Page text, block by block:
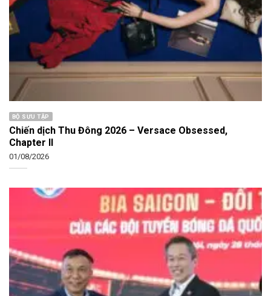
BỘ SƯU TẬP
Chiến dịch Thu Đông 2026 – Versace Obsessed,
Chapter II
01/08/2026